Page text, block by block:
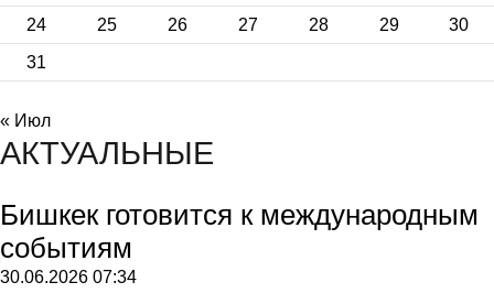
24
25 26 27 28 29
30
31
« Июл
АКТУАЛЬНЫЕ
Бишкек готовится к международным
событиям
30.06.2026 07:34